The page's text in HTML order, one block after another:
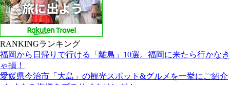
RANKINGランキング
福岡から日帰りで行ける「離島」10選。福岡に来たら行かなき
ゃ損！
愛媛県今治市「大島」の観光スポット&グルメを一挙にご紹介